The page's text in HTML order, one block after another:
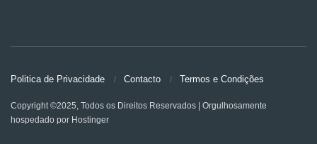
Politica de Privacidade Contacto Termos e Condições
Copyright ©2025, Todos os Direitos Reservados | Orgulhosamente
hospedado por Hostinger